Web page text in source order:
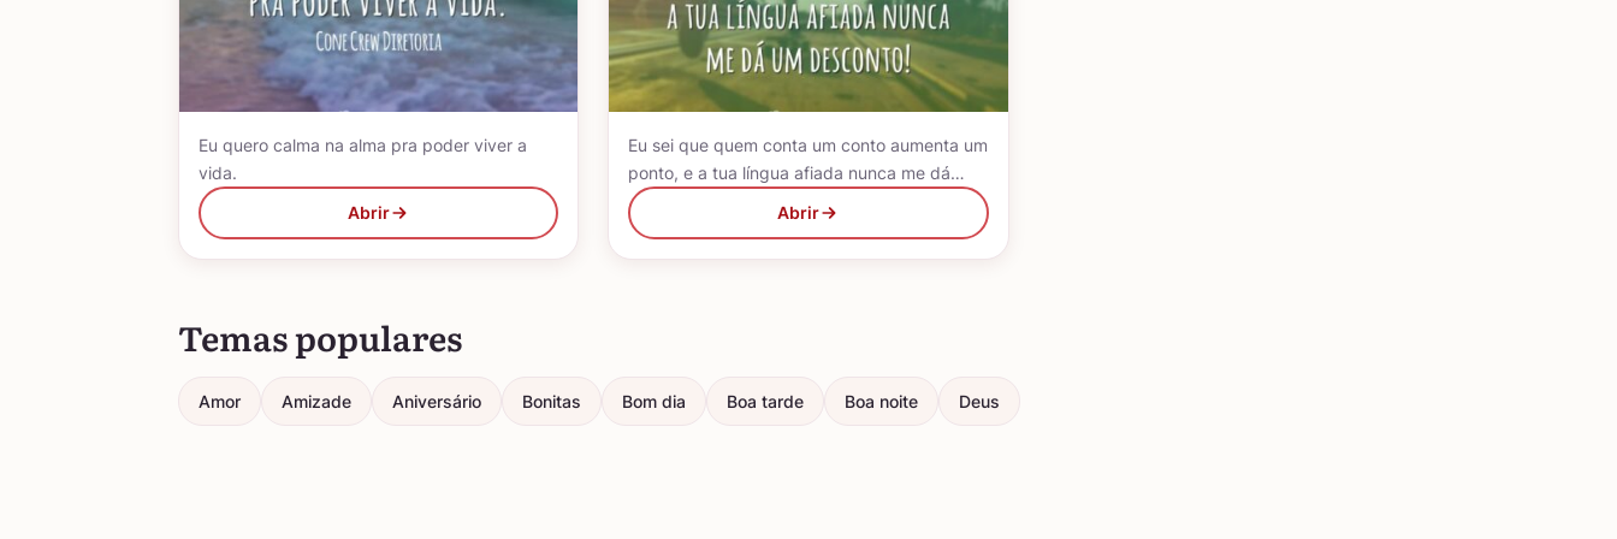
Eu quero calma na alma pra poder viver a
vida.
Abrir
Eu sei que quem conta um conto aumenta um
ponto, e a tua língua afiada nunca me dá…
Abrir
Temas populares
Amor Amizade Aniversário Bonitas Bom dia Boa tarde Boa noite Deus